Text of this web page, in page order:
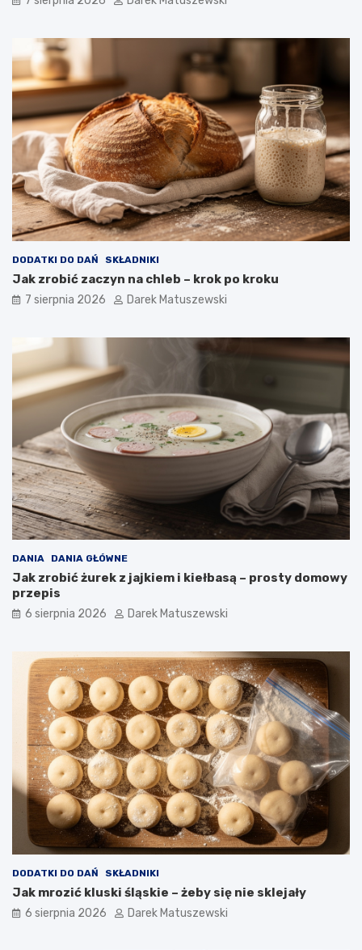
c
n
a
n
ó
w
a
y
t
o
w
n
i
a
w
p
ł
y
a
n
a
o
ś
ć
s
ż
o
n
y
c
h
p
o
t
r
a
w
DODATKI DO DAŃ SKŁADNIKI
Jak zrobić zaczyn na chleb – krok po kroku
7 sierpnia 2026 Darek Matuszewski
DANIA DANIA GŁÓWNE
Jak zrobić żurek z jajkiem i kiełbasą – prosty domowy
przepis
6 sierpnia 2026 Darek Matuszewski
DODATKI DO DAŃ SKŁADNIKI
Jak mrozić kluski śląskie – żeby się nie sklejały
6 sierpnia 2026 Darek Matuszewski